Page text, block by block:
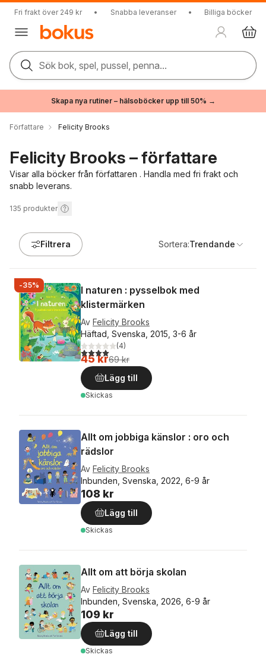
Fri frakt över 249 kr • Snabba leveranser • Billiga böcker
Sök bok, spel, pussel, penna...
Skapa nya rutiner – hälsoböcker upp till 50% →
Författare Felicity Brooks
Felicity Brooks – författare
Visar alla böcker från författaren . Handla med fri frakt och
snabb leverans.
135 produkter
Filtrera Sortera:Trendande
-35%
I naturen : pysselbok med
klistermärken
Av Felicity Brooks
Häftad, Svenska, 2015, 3-6 år
4,0utav 5 stjärnor. Totalt antal röster:
(4)
45 kr69 kr
Lägg till
Skickas
Allt om jobbiga känslor : oro och
rädslor
Av Felicity Brooks
Inbunden, Svenska, 2022, 6-9 år
108 kr
Lägg till
Skickas
Allt om att börja skolan
Av Felicity Brooks
Inbunden, Svenska, 2026, 6-9 år
109 kr
Lägg till
Skickas